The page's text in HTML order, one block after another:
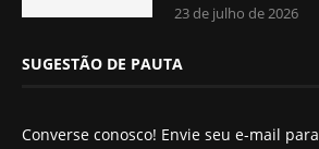
23 de julho de 2026
SUGESTÃO DE PAUTA
Converse conosco! Envie seu e-mail para